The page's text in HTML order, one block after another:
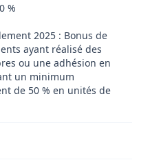
%
2025 : Bonus de
ayant réalisé des
ou une adhésion en
un minimum
de 50 % en unités de